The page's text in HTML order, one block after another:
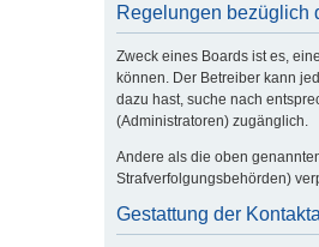
Regelungen bezüglich
Zweck eines Boards ist es,
können. Der Betreiber kann
dazu hast, suche nach
(Administratoren) zugänglich.
Andere als die oben
Strafverfolgungsbehörden)
Gestattung der